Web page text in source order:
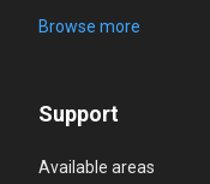
Browse more
Support
Available areas